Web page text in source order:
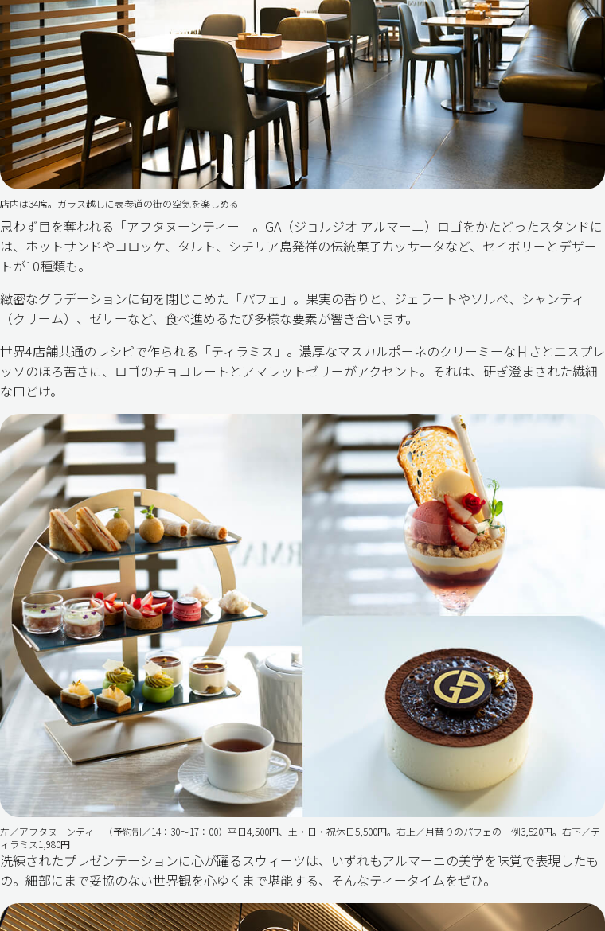
店内は34席。ガラス越しに表参道の街の空気を楽しめる
思わず目を奪われる「アフタヌーンティー」。GA（ジョルジオ アルマーニ）ロゴをかたどったスタンドに
は、ホットサンドやコロッケ、タルト、シチリア島発祥の伝統菓子カッサータなど、セイボリーとデザー
トが10種類も。
緻密なグラデーションに旬を閉じこめた「パフェ」。果実の香りと、ジェラートやソルベ、シャンティ
（クリーム）、ゼリーなど、食べ進めるたび多様な要素が響き合います。
世界4店舗共通のレシピで作られる「ティラミス」。濃厚なマスカルポーネのクリーミーな甘さとエスプレ
ッソのほろ苦さに、ロゴのチョコレートとアマレットゼリーがアクセント。それは、研ぎ澄まされた繊細
な口どけ。
左／アフタヌーンティー（予約制／14：30〜17：00）平日4,500円、土・日・祝休日5,500円。右上／月替りのパフェの一例3,520円。右下／テ
ィラミス1,980円
洗練されたプレゼンテーションに心が躍るスウィーツは、いずれもアルマーニの美学を味覚で表現したも
の。細部にまで妥協のない世界観を心ゆくまで堪能する、そんなティータイムをぜひ。